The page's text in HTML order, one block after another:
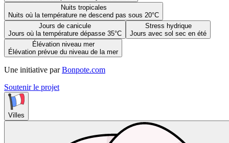
Nuits tropicales
Nuits où la température ne descend pas sous 20°C
Jours de canicule
Jours où la température dépasse 35°C
Stress hydrique
Jours avec sol sec en été
Élévation niveau mer
Élévation prévue du niveau de la mer
Une initiative par Bonpote.com
Soutenir le projet
Villes